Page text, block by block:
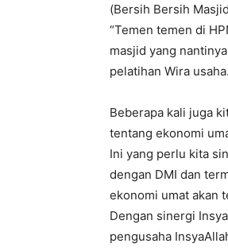
(Bersih Bersih
“Temen temen di
masjid yang
pelatihan Wira usaha.
Beberapa kali juga
tentang ekonomi
Ini yang perlu kita
dengan DMI dan
ekonomi umat akan
Dengan sinergi
pengusaha